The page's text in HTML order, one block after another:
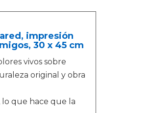
impresión
30 x 45 cm
vivos sobre
original y obra
lo que hace que la